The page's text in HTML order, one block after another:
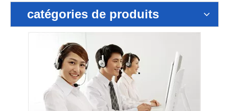
catégories de produits